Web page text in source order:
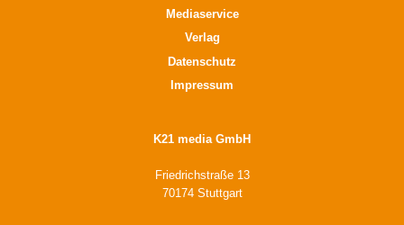
Mediaservice
Verlag
Datenschutz
Impressum
K21 media GmbH
Friedrichstraße 13
70174 Stuttgart